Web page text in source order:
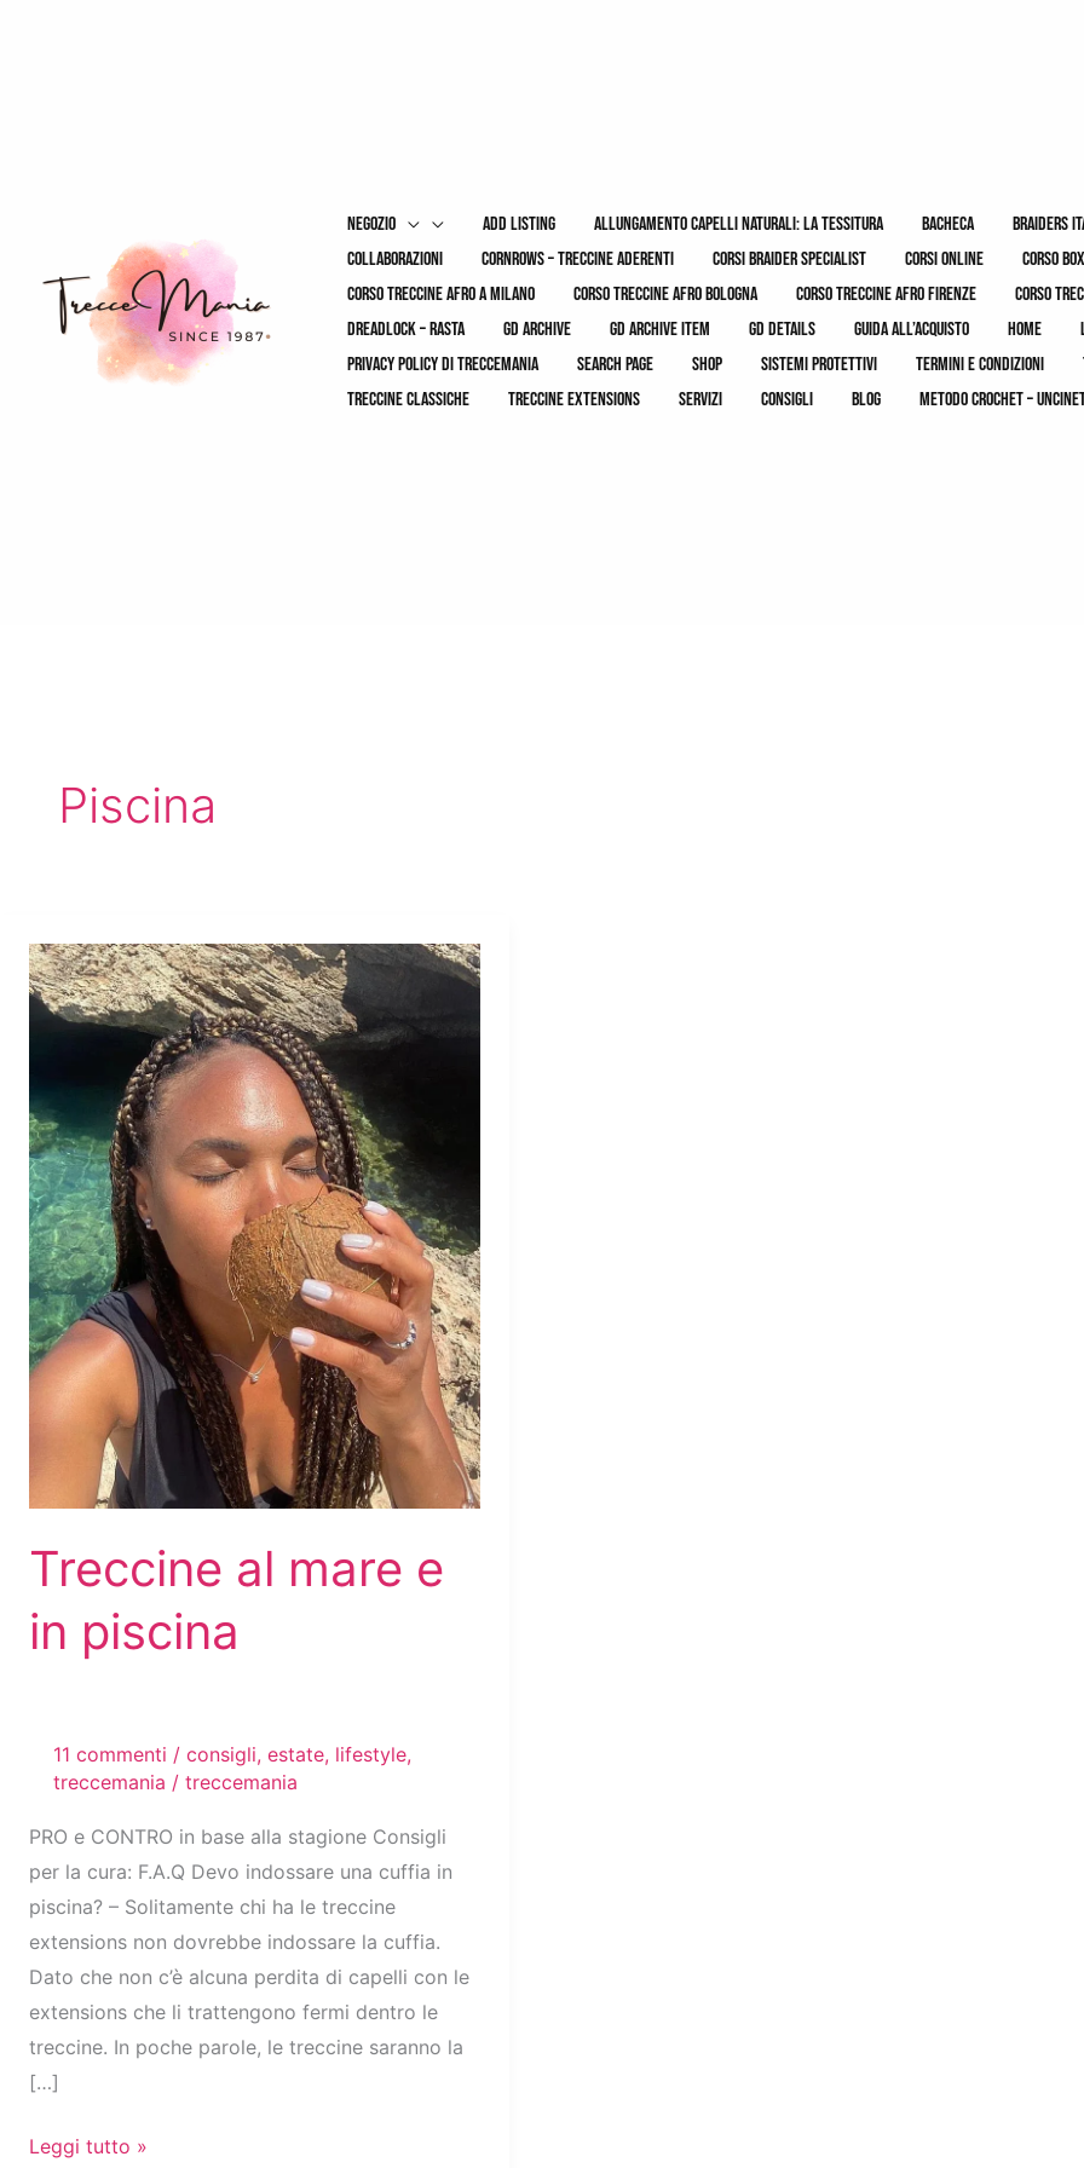
negozio add listing allungamento capelli naturali: la tessitura bacheca
braiders
collaborazioni
cornrows – treccine aderenti corsi braider specialist corsi online
corso
corso treccine afro a milano
corso treccine afro bologna corso treccine afro firenze
corso
dreadlock – rasta
gd archive gd archive item gd details guida all’acquisto home
privacy policy di treccemania
search page shop sistemi protettivi termini e condizioni
treccine classiche
treccine extensions servizi consigli blog metodo crochet –
Piscina
Treccine al mare e
in piscina
11 commenti / consigli, estate, lifestyle,
treccemania / treccemania
PRO e CONTRO in base alla stagione Consigli
per la cura: F.A.Q Devo indossare una cuffia in
piscina? – Solitamente chi ha le treccine
extensions non dovrebbe indossare la cuffia.
Dato che non c’è alcuna perdita di capelli con le
extensions che li trattengono fermi dentro le
treccine. In poche parole, le treccine saranno la
[…]
Treccine
Leggi tutto »